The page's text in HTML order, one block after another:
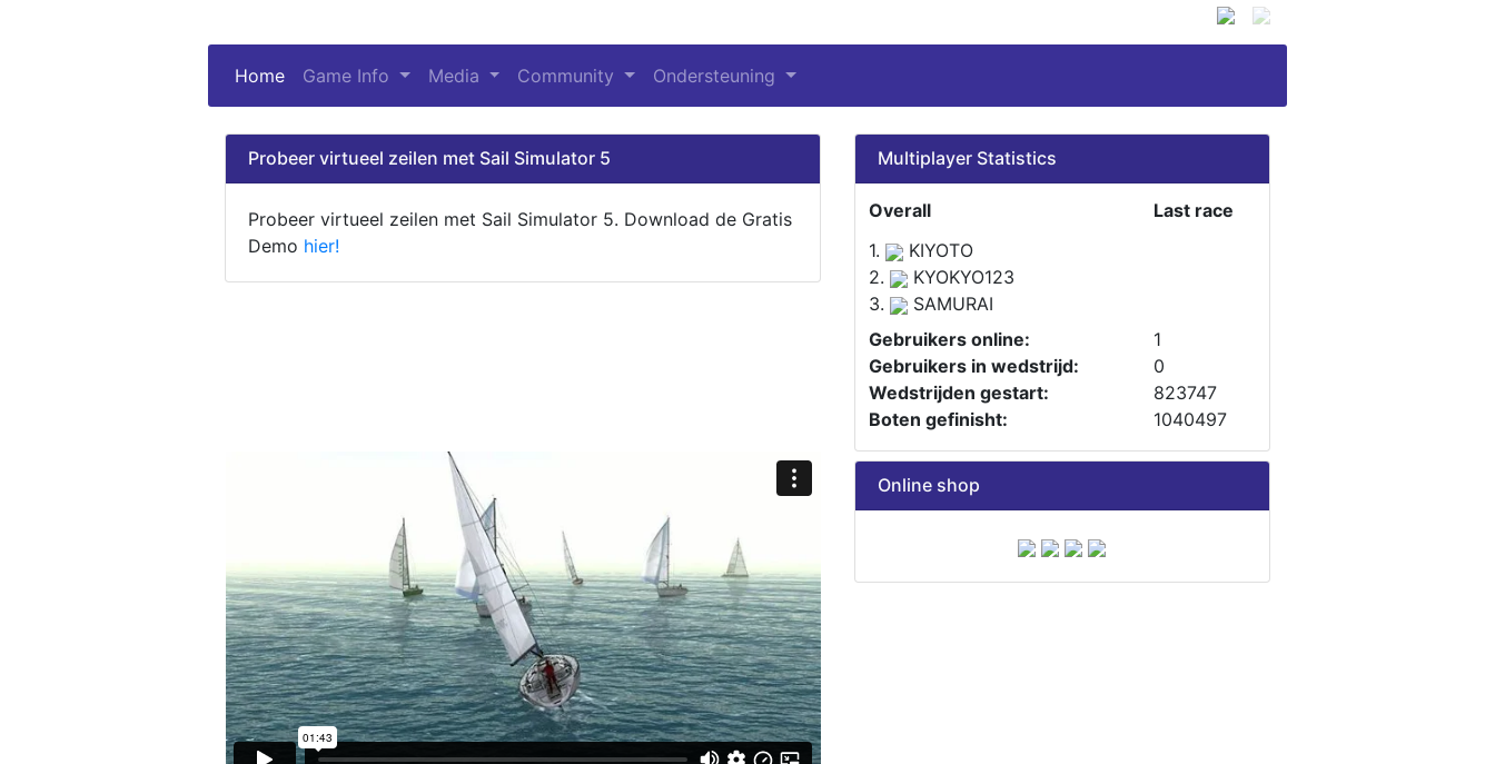
Home (current)
Game Info Media Community Ondersteuning
Probeer virtueel zeilen met Sail Simulator 5
Probeer virtueel zeilen met Sail Simulator 5. Download de Gratis
Demo hier!
Multiplayer Statistics
Overall
Last race
1.
KIYOTO
2.
KYOKYO123
3.
SAMURAI
Gebruikers online:
1
Gebruikers in wedstrijd:
0
Wedstrijden gestart:
823747
Boten gefinisht:
1040497
Online shop